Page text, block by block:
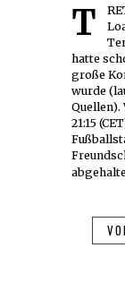
TRETE UNSERER TG GRUPPE BEI
hatte
große
wurde
21:15